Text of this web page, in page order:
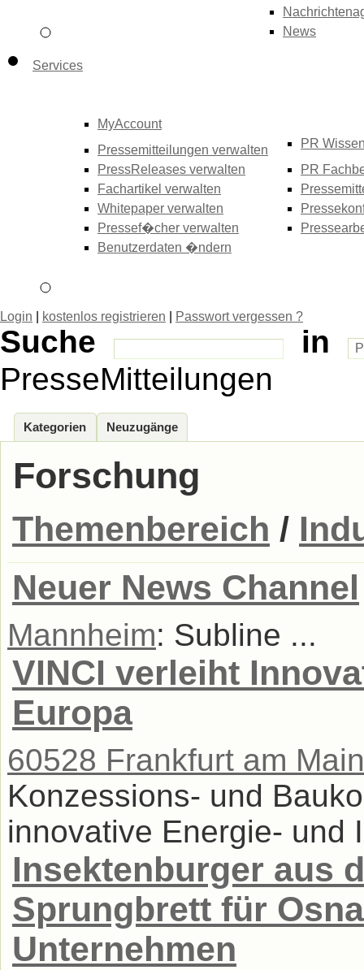
News
Services
MyAccount
Pressemitteilungen verwalten
PressReleases verwalten
Fachartikel verwalten
Whitepaper verwalten
Pressef�cher verwalten
Benutzerdaten �ndern
PR
PR
Login kostenlos registrieren Passwort vergessen ?
Suche
in
PresseMitteilungen
Kategorien Neuzugänge
Forschung
Themenbereich /
Neuer News Channel
Mannheim: Subline ...
VINCI verleiht
Europa
60528 Frankfurt am Main
Konzessions- und
innovative Energie- und
Insektenburger aus
Sprungbrett für
Unternehmen